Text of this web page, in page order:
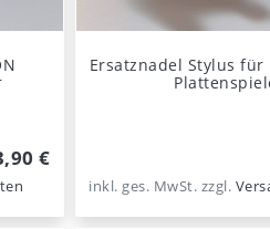
€
Ersatznadel Stylus für
inkl. ges. MwSt. zzgl.